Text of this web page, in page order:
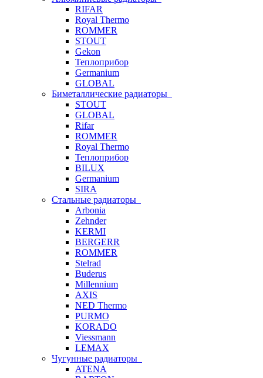
RIFAR
Royal Thermo
ROMMER
STOUT
Gekon
Теплоприбор
Germanium
GLOBAL
Биметаллические радиаторы
STOUT
GLOBAL
Rifar
ROMMER
Royal Thermo
Теплоприбор
BILUX
Germanium
SIRA
Стальные радиаторы
Arbonia
Zehnder
KERMI
BERGERR
ROMMER
Stelrad
Buderus
Millennium
AXIS
NED Thermo
PURMO
KORADO
Viessmann
LEMAX
Чугунные радиаторы
ATENA